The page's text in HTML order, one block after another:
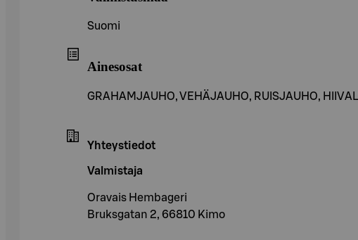
Suomi
Ainesosat
GRAHAMJAUHO, VEHÄJAUHO, RUISJAUHO,
Yhteystiedot
Valmistaja
Oravais Hembageri
Bruksgatan 2, 66810 Kimo